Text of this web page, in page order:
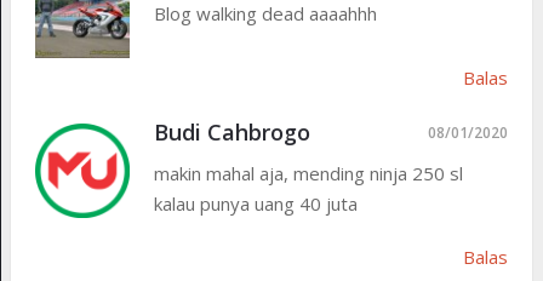
Blog walking dead aaaahhh
Balas
Budi Cahbrogo 08/01/2020
makin mahal aja, mending ninja 250 sl
kalau punya uang 40 juta
Balas